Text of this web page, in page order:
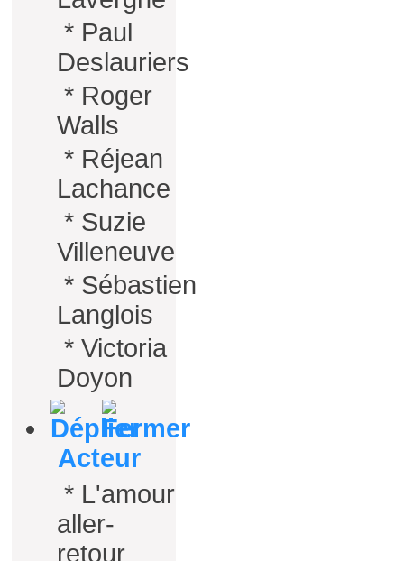
* Paul
Deslauriers
* Roger
Walls
* Réjean
Lachance
* Suzie
Villeneuve
* Sébastien
Langlois
* Victoria
Doyon
Acteur
* L'amour
aller-
retour